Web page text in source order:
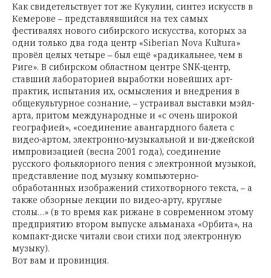
Как свидетельствует тот же Кукулин, синтез искусств в
Кемерове – представлявшийся на тех самых
фестивалях нового сибирского искусства, которых за
одни только два года центр «Siberian Nova Kultura»
провёл целых четыре – был ещё «радикальнее, чем в
Риге». В сибирском областном центре SNK-центр,
ставший лабораторией выработки новейших арт-
практик, испытания их, осмысления и внедрения в
общекультурное сознание, – устраивал выставки мэйл-
арта, притом международные и «с очень широкой
географией», «соединение авангардного балета с
видео-артом, электронно-музыкальной и ви-джейской
импровизацией (весна 2001 года), соединение
русского фольклорного пения с электронной музыкой,
представление под музыку компьютерно-
обработанных изображений стихотворного текста, – а
также обзорные лекции по видео-арту, круглые
столы…» (в то время как рижане в современном этому
предприятию втором выпуске альманаха «Орбита», на
компакт-диске читали свои стихи под электронную
музыку).
Вот вам и провинция.